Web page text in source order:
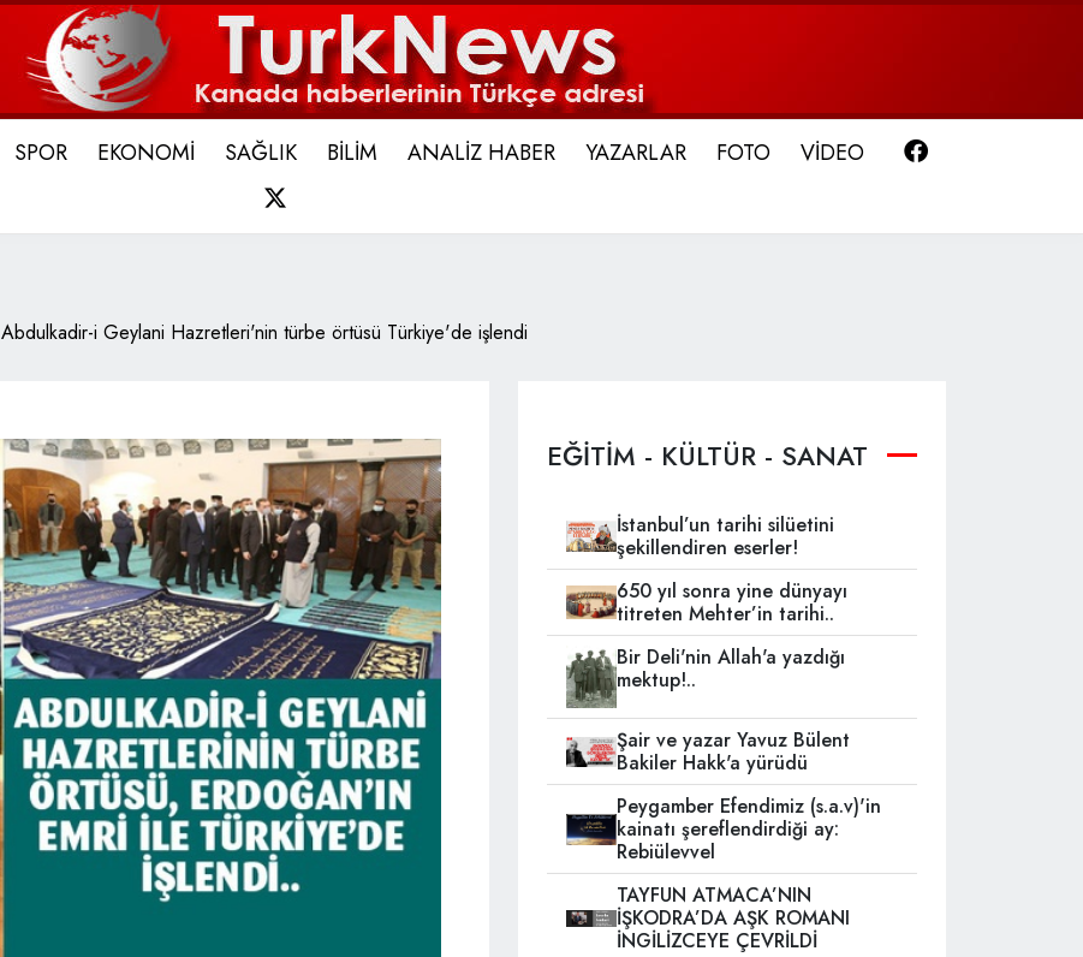
SPOR EKONOMİ SAĞLIK BİLİM ANALİZ HABER YAZARLAR FOTO VİDEO
Abdulkadir-i Geylani Hazretleri'nin türbe örtüsü Türkiye'de işlendi
EĞİTİM - KÜLTÜR - SANAT
İstanbul’un tarihi silüetini
şekillendiren eserler!
650 yıl sonra yine dünyayı
titreten Mehter’in tarihi..
Bir Deli'nin Allah'a yazdığı
mektup!..
Şair ve yazar Yavuz Bülent
Bakiler Hakk'a yürüdü
Peygamber Efendimiz (s.a.v)'in
kainatı şereflendirdiği ay:
Rebiülevvel
TAYFUN ATMACA’NIN
İŞKODRA’DA AŞK ROMANI
İNGİLİZCEYE ÇEVRİLDİ